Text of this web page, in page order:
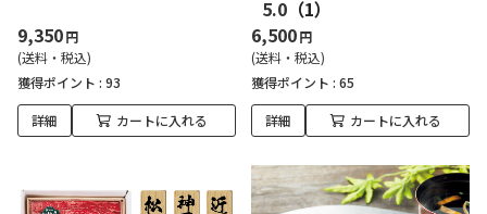
9,350円
(送料・税込)
獲得ポイント : 93
詳細 カートに入れる
5.0 （1）
6,500円
(送料・税込)
獲得ポイント : 65
詳細 カートに入れる